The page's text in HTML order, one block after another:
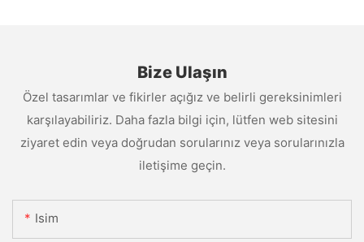
Bize Ulaşın
Özel tasarımlar ve fikirler açığız ve belirli gereksinimleri
karşılayabiliriz. Daha fazla bilgi için, lütfen web sitesini
ziyaret edin veya doğrudan sorularınız veya sorularınızla
iletişime geçin.
Isim